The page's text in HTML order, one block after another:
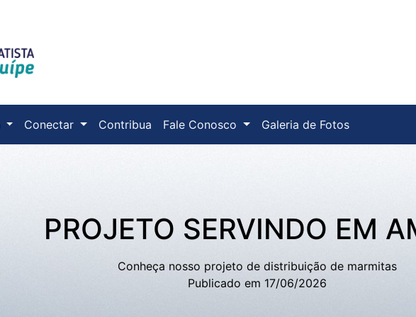
Conectar Contribua Fale Conosco Galeria de Fotos
PROJETO SERVINDO EM
Conheça nosso projeto de distribuição de marmitas
Publicado em 17/06/2026